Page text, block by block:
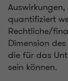
quantifiziert
Rechtliche/
Dimension
die für das
sein können.